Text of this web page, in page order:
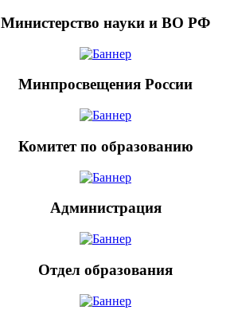
Министерство науки и ВО РФ
Минпросвещения России
Комитет по образованию
Администрация
Отдел образования